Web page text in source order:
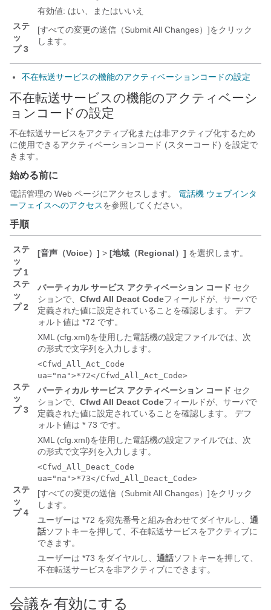
有効値: はい、またはいいえ
ステ
ッ
プ 3
[すべての変更の送信（Submit All Changes）]をクリック
します。
不在転送サービスの機能のアクティベーションコードの設定
不在転送サービスの機能のアクティベーシ
ョンコードの設定
不在転送サービスをアクティブ化または非アクティブ化するため
に使用できるアクティベーションコード (スターコード) を設定で
きます。
始める前に
電話管理の Web ページにアクセスします。 電話機 ウェブインタ
ーフェイスへのアクセスを参照してください。
手順
ステ
ッ
プ 1
[音声（Voice）] > [地域（Regional）] を選択します。
ステ
ッ
プ 2
バーティカル サービス アクティベーション コード セク
ションで、 Cfwd All Deact Codeフィールドが、サーバで
定義された値に設定されていることを確認します。 デフ
ォルト値は *72 です。
XML (cfg.xml)を使用した電話機の設定ファイルでは、次
の形式で文字列を入力します。
<Cfwd_All_Act_Code
ua="na">*72</Cfwd_All_Act_Code>
ステ
ッ
プ 3
バーティカル サービス アクティベーション コード セク
ションで、 Cfwd All Deact Codeフィールドが、サーバで
定義された値に設定されていることを確認します。 デフ
ォルト値は * 73 です。
XML (cfg.xml)を使用した電話機の設定ファイルでは、次
の形式で文字列を入力します。
<Cfwd_All_Deact_Code
ua="na">*73</Cfwd_All_Deact_Code>
ステ
ッ
プ 4
[すべての変更の送信（Submit All Changes）]をクリック
します。
ユーザーは *72 を宛先番号と組み合わせてダイヤルし、 通
話ソフトキーを押して、不在転送サービスをアクティブに
できます。
ユーザーは *73 をダイヤルし、 通話ソフトキーを押して、
不在転送サービスを非アクティブにできます。
会議を有効にする